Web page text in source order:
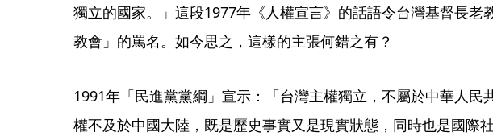
獨立的國家。」這段1977年《人權宣言》的話語令台灣基督長老
教會」的罵名。如今思之，這樣的主張何錯之有？
1991年「民進黨黨綱」宣示：「台灣主權獨立，不屬於中華人民
權不及於中國大陸，既是歷史事實又是現實狀態，同時也是國際